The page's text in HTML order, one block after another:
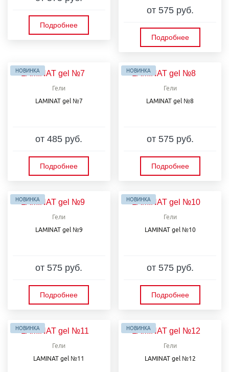
Подробнее
от 575 руб.
Подробнее
НОВИНКА
Гели
LAMINAT gel №7
от 485 руб.
Подробнее
НОВИНКА
Гели
LAMINAT gel №8
от 575 руб.
Подробнее
НОВИНКА
Гели
LAMINAT gel №9
от 575 руб.
Подробнее
НОВИНКА
Гели
LAMINAT gel №10
от 575 руб.
Подробнее
НОВИНКА
Гели
LAMINAT gel №11
НОВИНКА
Гели
LAMINAT gel №12